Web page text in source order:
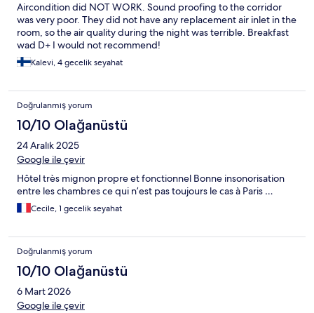
Aircondition did NOT WORK. Sound proofing to the corridor
was very poor. They did not have any replacement air inlet in the
room, so the air quality during the night was terrible. Breakfast
wad D+ I would not recommend!
Kalevi, 4 gecelik seyahat
Doğrulanmış yorum
10/10 Olağanüstü
24 Aralık 2025
Google ile çevir
Hôtel très mignon propre et fonctionnel Bonne insonorisation
entre les chambres ce qui n’est pas toujours le cas à Paris …
Cecile, 1 gecelik seyahat
Doğrulanmış yorum
10/10 Olağanüstü
6 Mart 2026
Google ile çevir